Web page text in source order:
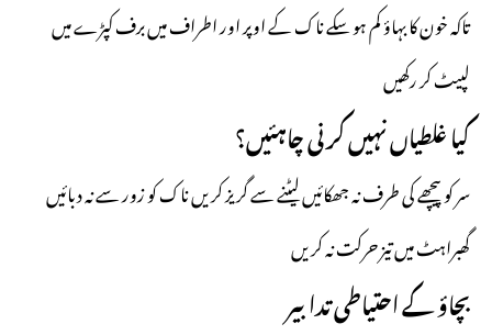
تاکہ خون کا بہاؤ کم ہو سکے ناک کے اوپر اور اطراف میں برف کپڑے میں
لپیٹ کر رکھیں
کیا غلطیاں نہیں کرنی چاہئیں؟
سر کو پیچھے کی طرف نہ جھکائیں لیٹنے سے گریز کریں ناک کو زور سے نہ دبائیں
گھبراہٹ میں تیز حرکت نہ کریں
بچاؤ کے احتیاطی تدابیر